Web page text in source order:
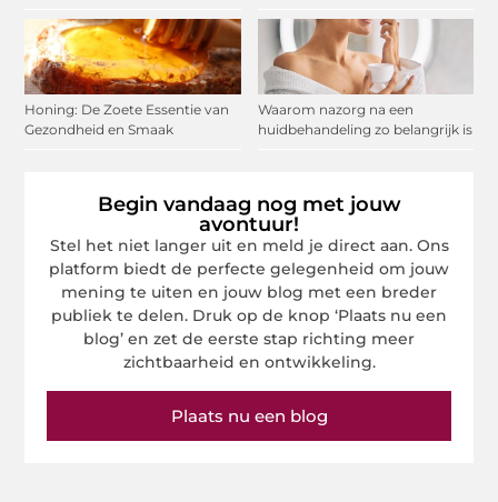
Honing: De Zoete Essentie van
Gezondheid en Smaak
Waarom nazorg na een
huidbehandeling zo belangrijk is
Begin vandaag nog met jouw
avontuur!
Stel het niet langer uit en meld je direct aan. Ons
platform biedt de perfecte gelegenheid om jouw
mening te uiten en jouw blog met een breder
publiek te delen. Druk op de knop ‘Plaats nu een
blog’ en zet de eerste stap richting meer
zichtbaarheid en ontwikkeling.
Plaats nu een blog